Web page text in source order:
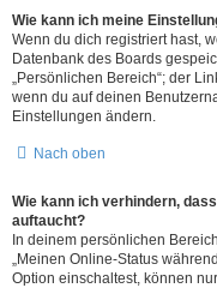
Wie kann ich meine
Wenn du dich registriert hast,
Datenbank des Boards
„Persönlichen Bereich“; der
wenn du auf deinen
Einstellungen ändern.
Nach oben
Wie kann ich verhindern,
auftaucht?
In deinem persönlichen
„Meinen Online-Status
Option einschaltest, können